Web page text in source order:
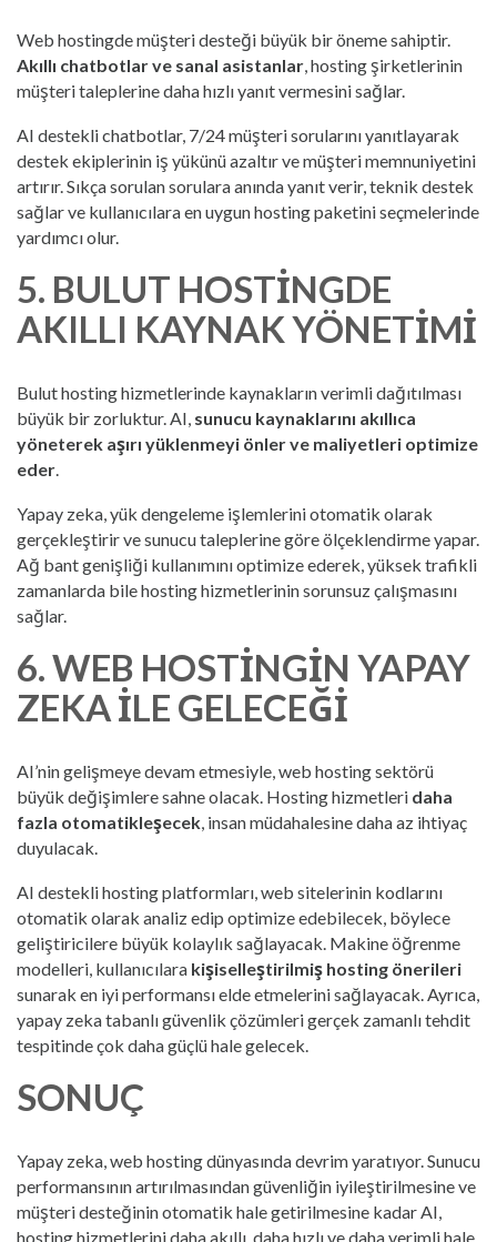
Web hostingde müşteri desteği büyük bir öneme sahiptir.
Akıllı chatbotlar ve sanal asistanlar, hosting şirketlerinin
müşteri taleplerine daha hızlı yanıt vermesini sağlar.
AI destekli chatbotlar, 7/24 müşteri sorularını yanıtlayarak
destek ekiplerinin iş yükünü azaltır ve müşteri memnuniyetini
artırır. Sıkça sorulan sorulara anında yanıt verir, teknik destek
sağlar ve kullanıcılara en uygun hosting paketini seçmelerinde
yardımcı olur.
5. BULUT HOSTINGDE
AKILLI KAYNAK YÖNETIMI
Bulut hosting hizmetlerinde kaynakların verimli dağıtılması
büyük bir zorluktur. AI, sunucu kaynaklarını akıllıca
yöneterek aşırı yüklenmeyi önler ve maliyetleri optimize
eder.
Yapay zeka, yük dengeleme işlemlerini otomatik olarak
gerçekleştirir ve sunucu taleplerine göre ölçeklendirme yapar.
Ağ bant genişliği kullanımını optimize ederek, yüksek trafikli
zamanlarda bile hosting hizmetlerinin sorunsuz çalışmasını
sağlar.
6. WEB HOSTINGIN YAPAY
ZEKA ILE GELECEĞI
AI’nin gelişmeye devam etmesiyle, web hosting sektörü
büyük değişimlere sahne olacak. Hosting hizmetleri daha
fazla otomatikleşecek, insan müdahalesine daha az ihtiyaç
duyulacak.
AI destekli hosting platformları, web sitelerinin kodlarını
otomatik olarak analiz edip optimize edebilecek, böylece
geliştiricilere büyük kolaylık sağlayacak. Makine öğrenme
modelleri, kullanıcılara kişiselleştirilmiş hosting önerileri
sunarak en iyi performansı elde etmelerini sağlayacak. Ayrıca,
yapay zeka tabanlı güvenlik çözümleri gerçek zamanlı tehdit
tespitinde çok daha güçlü hale gelecek.
SONUÇ
Yapay zeka, web hosting dünyasında devrim yaratıyor. Sunucu
performansının artırılmasından güvenliğin iyileştirilmesine ve
müşteri desteğinin otomatik hale getirilmesine kadar AI,
hosting hizmetlerini daha akıllı, daha hızlı ve daha verimli hale